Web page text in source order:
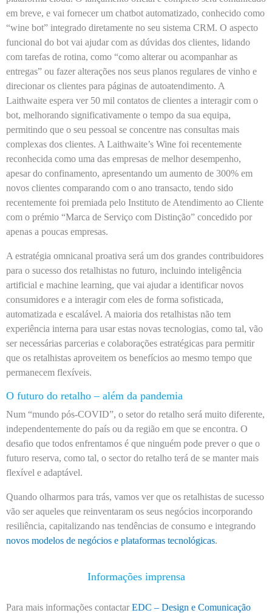
em breve, e vai fornecer um chatbot automatizado, conhecido como
“wine bot” integrado diretamente no seu sistema CRM. O aspecto
funcional do bot vai ajudar com as dúvidas dos clientes, lidando
com tarefas de rotina, como “como alterar ou acompanhar as
entregas” ou fazer alterações nos seus planos regulares de vinho e
direcionar os clientes para páginas de autoatendimento. A
Laithwaite espera ver 50 mil contatos de clientes a interagir com o
bot, melhorando significativamente o tempo da sua equipa,
permitindo que o seu pessoal se concentre nas consultas mais
complexas dos clientes. A Laithwaite’s Wine foi recentemente
reconhecida como uma das empresas de melhor desempenho,
apesar do confinamento, apresentando um aumento de 300% em
novos clientes comparando com o ano transacto, tendo sido
recentemente foi premiada pelo Instituto de Atendimento ao Cliente
com o prémio “Marca de Serviço com Distinção” concedido por
apenas a poucas empresas.
A estratégia omnicanal proativa será um dos grandes contribuidores
para o sucesso dos retalhistas no futuro, incluindo inteligência
artificial e machine learning, que vai ajudar a identificar novos
consumidores e a interagir com eles de forma sofisticada,
automatizada e escalável. A maioria dos retalhistas não tem
experiência interna para usar estas novas tecnologias, como tal, vão
ser necessárias parcerias e colaborações estratégicas para permitir
que os retalhistas aproveitem os benefícios ao mesmo tempo que
permanecem flexíveis.
O futuro do retalho – além da pandemia
Num “mundo pós-COVID”, o setor do retalho será muito diferente,
independentemente do país ou da região em que se encontra. O
desafio que todos enfrentamos é que ninguém pode prever o que o
futuro reserva, como tal, o sector do retalho terá de se manter mais
flexível e adaptável.
Quando olharmos para trás, vamos ver que os retalhistas de sucesso
vão ser aqueles que reinventaram os seus negócios incorporando
resiliência, capitalizando nas tendências de consumo e integrando
novos modelos de negócios e plataformas tecnológicas.
Informações imprensa
Para mais informações contactar EDC – Design e Comunicação